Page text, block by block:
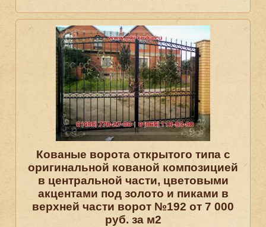
Кованые ворота открытого типа с
оригинальной кованой композицией
в центральной части, цветовыми
акцентами под золото и пиками в
верхней части ворот №192 от 7 000
руб. за м2